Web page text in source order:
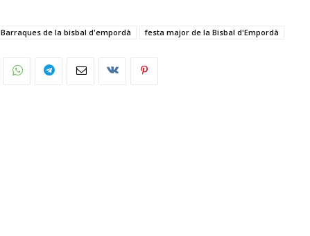
Barraques de la bisbal d'empordà festa major de la Bisbal d'Empordà